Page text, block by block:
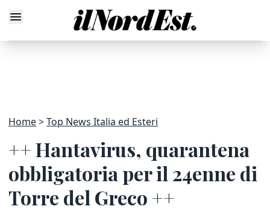
Home Top News Italia ed Esteri
++ Hantavirus, quarantena
obbligatoria per il 24enne di
Torre del Greco ++